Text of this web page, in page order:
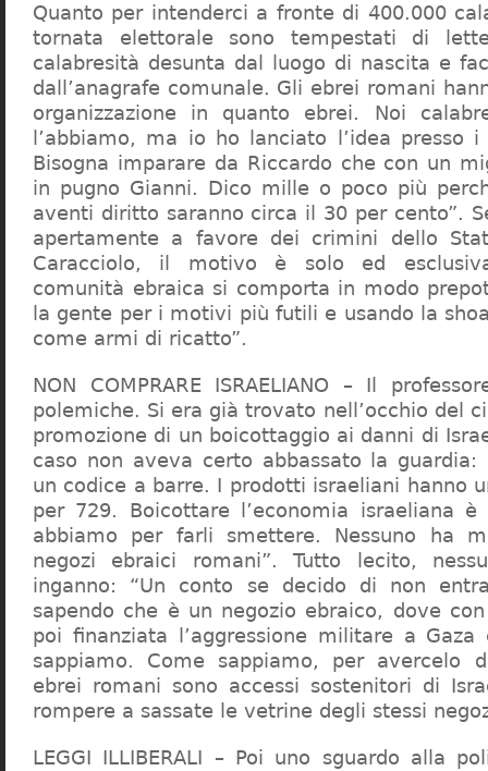
Quanto per intenderci a fronte di 400.000
tornata elettorale sono tempestati di
calabresità desunta dal luogo di nascita e
dall’anagrafe comunale. Gli ebrei romani
organizzazione in quanto ebrei. Noi
l’abbiamo, ma io ho lanciato l’idea presso
Bisogna imparare da Riccardo che con un
in pugno Gianni. Dico mille o poco più
aventi diritto saranno circa il 30 per cento”.
apertamente a favore dei crimini dello
Caracciolo, il motivo è solo ed
comunità ebraica si comporta in modo
la gente per i motivi più futili e usando la
come armi di ricatto”.
NON COMPRARE ISRAELIANO – Il
polemiche. Si era già trovato nell’occhio del
promozione di un boicottaggio ai danni di
caso non aveva certo abbassato la guardia:
un codice a barre. I prodotti israeliani hanno
per 729. Boicottare l’economia israeliana è
abbiamo per farli smettere. Nessuno ha
negozi ebraici romani”. Tutto lecito,
inganno: “Un conto se decido di non
sapendo che è un negozio ebraico, dove
poi finanziata l’aggressione militare a
sappiamo. Come sappiamo, per avercelo
ebrei romani sono accessi sostenitori di
rompere a sassate le vetrine degli stessi
LEGGI ILLIBERALI – Poi uno sguardo alla